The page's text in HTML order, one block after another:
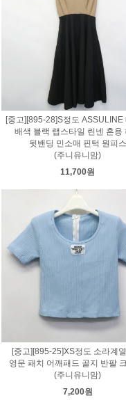
[중고][895-28]S정도 ASSULINE
배색 블랙 랩스타일 린넨 혼용
뒷밴딩 민소매 핀턱 원피스
(주니유니맘)
11,700원
[중고][895-25]XS정도 소라계
영문 패치 어깨패드 골지 반팔
(주니유니맘)
7,200원